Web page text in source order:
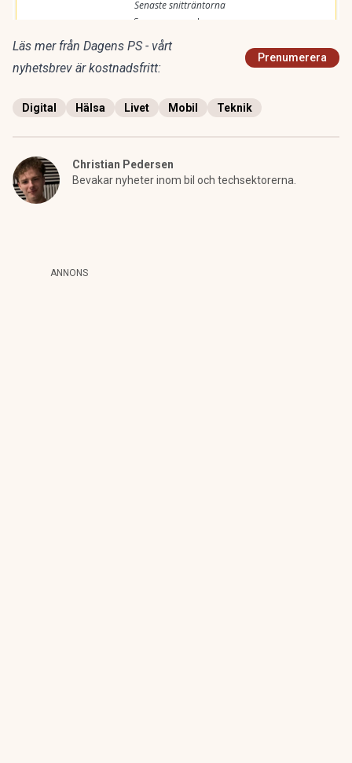
Läs mer från Dagens PS - vårt
nyhetsbrev är kostnadsfritt:
Prenumerera
Digital Hälsa Livet Mobil Teknik
Christian Pedersen
Bevakar nyheter inom bil och techsektorerna.
ANNONS